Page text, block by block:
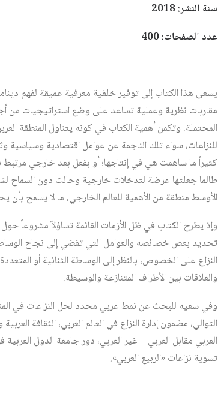
سنة النشر: 2018
عدد الصفحات: 400
يسعى هذا الكتاب إلى توفير خلفية معرفية عميقة لفهم
مقاربات نظرية وعملية تساعد على وضع استراتيجيات من
المحتملة. وتكمن أهمية الكتاب في كونه يتناول المنطقة
للنزاعات، سواء تلك الناجمة عن عوامل اقتصادية وسياسية
كثيراً ما ساهمت هي في إنتاجها؛ أو بفعل بعد خارجي
طالما جعلتها عرضة لتدخلات خارجية وحالت دون السماح
الأوسط منطقة من الأهمية للعالم الخارجي، ما لا يسمح بأن
وإذ يطرح الكتاب في ظل الأزمات القائمة تساؤلاً مشروعاً
تحديد بعص خصائصه والعوامل التي تفضي إلى نجاح
النزاع على الخصوص، بالنظر إلى الوساطة الثنائية أو
والعلاقات بين الأطراف المتنازعة والوسيطة.
وفي سعيه للبحث عن نمط عربي محدد لحل النزاعات في
التوالي، مضمون إدارة النزاع في العالم العربي، الثقافة
العربي مقابل العربي – غير العربي، دور جامعة الدول
تسوية نزاعات «الربيع العربي».